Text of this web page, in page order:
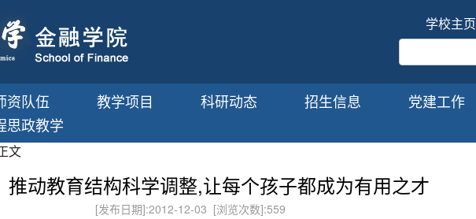
学校主页
资队伍 教学项目 科研动态 招生信息 党建工作
思政教学
文
推动教育结构科学调整,让每个孩子都成为有用之才
[发布日期]:2012-12-03 [浏览次数]:559